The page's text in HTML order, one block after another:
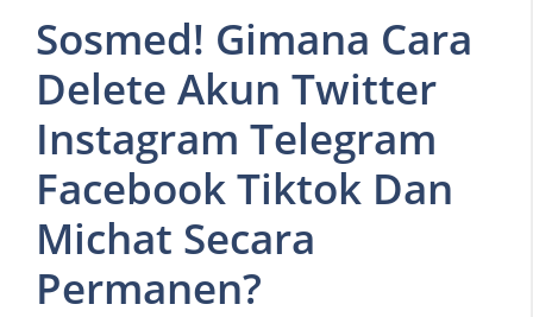
Sosmed! Gimana Cara
Delete Akun Twitter
Instagram Telegram
Facebook Tiktok Dan
Michat Secara
Permanen?